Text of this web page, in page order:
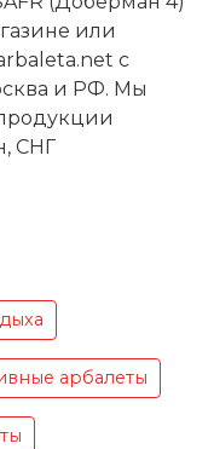
или
с
и РФ. Мы
СНГ
арбалеты